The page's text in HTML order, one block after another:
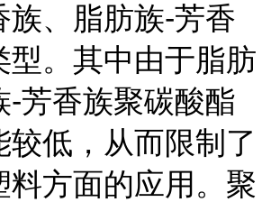
族、脂肪族-芳香
型。其中由于脂肪
-芳香族聚碳酸酯
较低，从而限制了
料方面的应用。聚